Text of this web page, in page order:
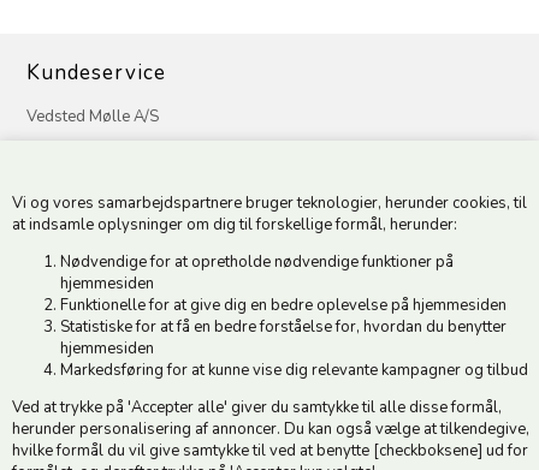
Vi og vores samarbejdspartnere bruger teknologier, herunder cookies, til
at indsamle oplysninger om dig til forskellige formål, herunder:
Nødvendige for at opretholde nødvendige funktioner på
hjemmesiden
Funktionelle for at give dig en bedre oplevelse på hjemmesiden
Statistiske for at få en bedre forståelse for, hvordan du benytter
hjemmesiden
Markedsføring for at kunne vise dig relevante kampagner og tilbud
Ved at trykke på 'Accepter alle' giver du samtykke til alle disse formål,
herunder personalisering af annoncer. Du kan også vælge at tilkendegive,
hvilke formål du vil give samtykke til ved at benytte [checkboksene] ud for
Kundeservice
Vedsted Mølle A/S
CVR 49879415 Mailvedstedmoelle@post.tele.dk
Åbningstider: Man-Fre 9.00-17.00 | Middagslukket 12.00-12.30 |
Lørdag 9.00-12.00
Hold dig opdateret
Tilmeld dig vores nyhedsbrev og modtag gode tilbud :)